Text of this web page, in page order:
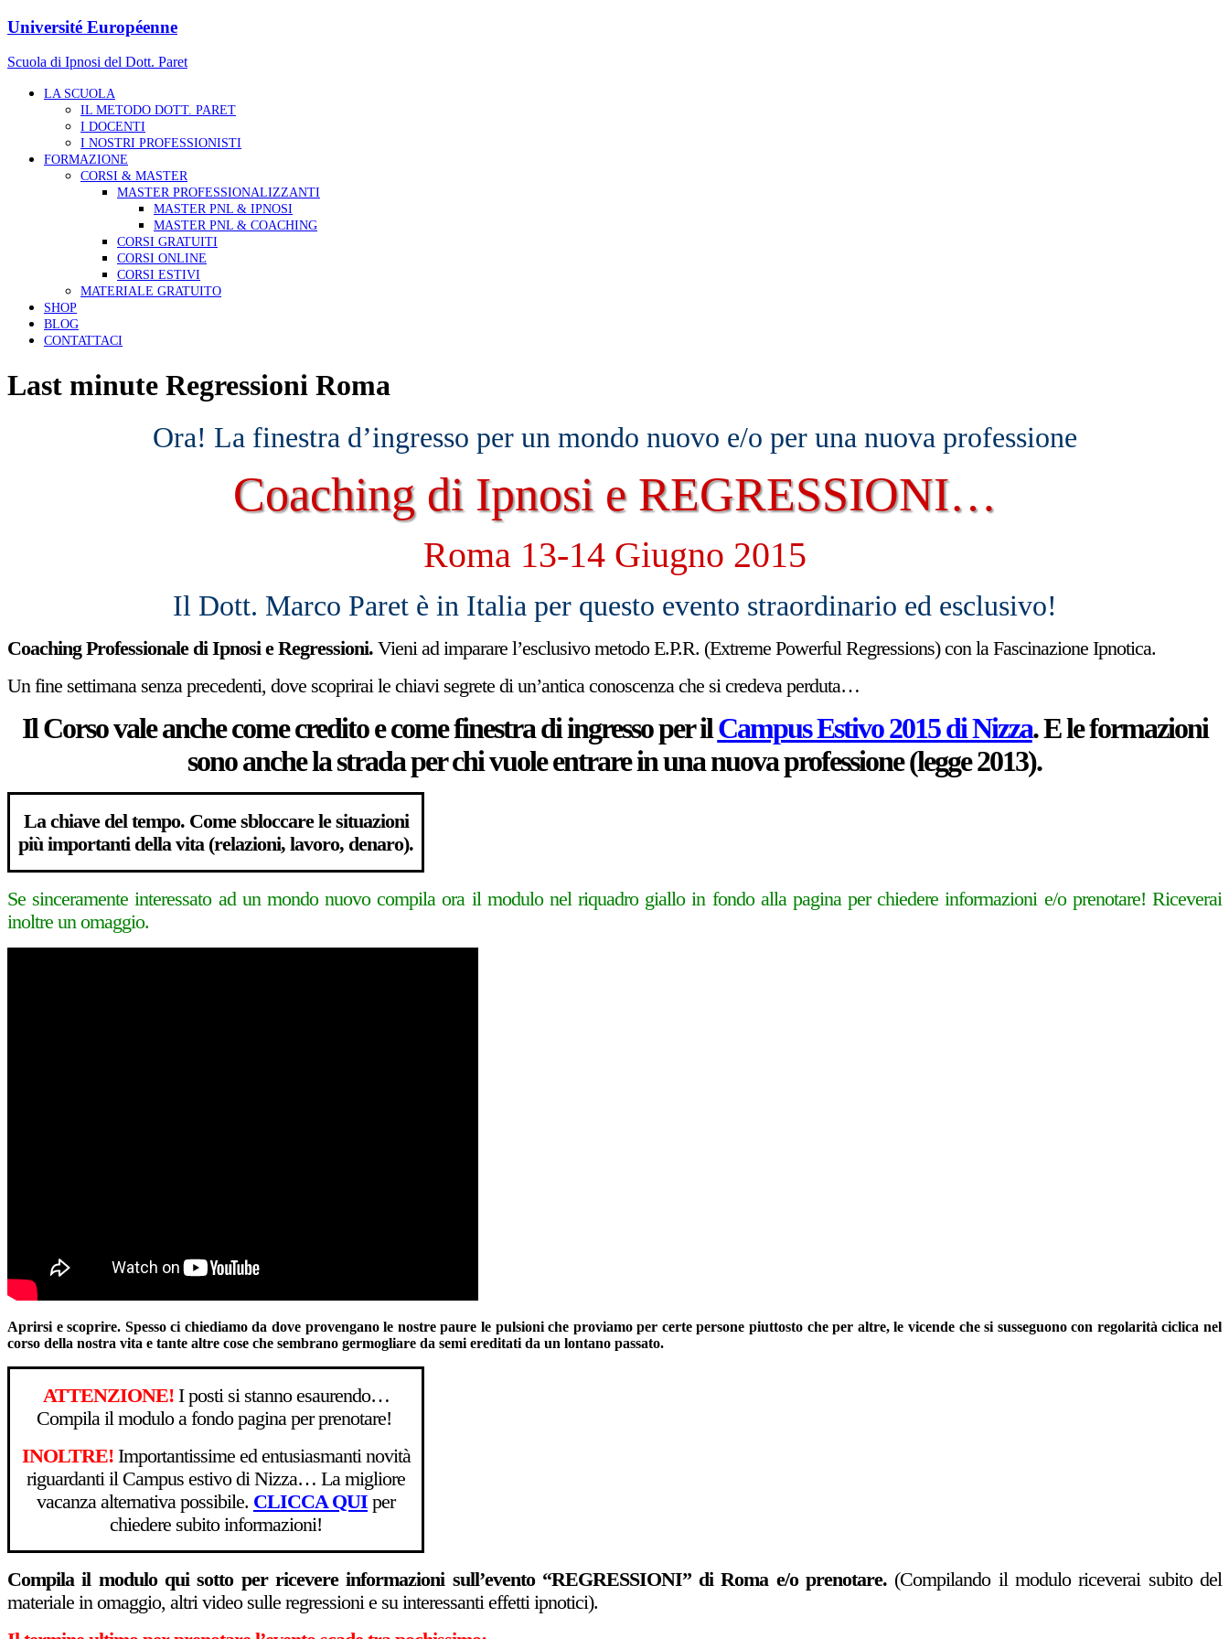
Université Européenne
Scuola di Ipnosi del Dott. Paret
LA SCUOLA
IL METODO DOTT. PARET
I DOCENTI
I NOSTRI PROFESSIONISTI
FORMAZIONE
CORSI & MASTER
MASTER PROFESSIONALIZZANTI
MASTER PNL & IPNOSI
MASTER PNL & COACHING
CORSI GRATUITI
CORSI ONLINE
CORSI ESTIVI
MATERIALE GRATUITO
SHOP
BLOG
CONTATTACI
Last minute Regressioni Roma
Ora! La finestra d’ingresso per un mondo nuovo e/o per una nuova professione
Coaching di Ipnosi e REGRESSIONI…
Roma 13-14 Giugno 2015
Il Dott. Marco Paret è in Italia per questo evento straordinario ed esclusivo!
Coaching Professionale di Ipnosi e Regressioni. Vieni ad imparare l’esclusivo metodo E.P.R. (Extreme Powerful Regressions) con la Fascinazione Ipnotica.
Un fine settimana senza precedenti, dove scoprirai le chiavi segrete di un’antica conoscenza che si credeva perduta…
Il Corso vale anche come credito e come finestra di ingresso per ilCampus Estivo 2015 di Nizza. E le formazioni
sono anche la strada per chi vuole entrare in una nuova professione (legge 2013).
La chiave del tempo. Come sbloccare le situazioni
più importanti della vita (relazioni, lavoro, denaro).
Se sinceramente interessato ad un mondo nuovo compila ora il modulo nel riquadro giallo in fondo alla pagina per chiedere informazioni e/o prenotare! Riceverai
inoltre un omaggio.
Aprirsi e scoprire. Spesso ci chiediamo da dove provengano le nostre paure le pulsioni che proviamo per certe persone piuttosto che per altre, le vicende che si susseguono con regolarità ciclica nel
corso della nostra vita e tante altre cose che sembrano germogliare da semi ereditati da un lontano passato.
ATTENZIONE! I posti si stanno esaurendo…
Compila il modulo a fondo pagina per prenotare!
INOLTRE!Importantissime ed entusiasmanti novità
riguardanti il Campus estivo di Nizza… La migliore
vacanza alternativa possibile. CLICCA QUI per
chiedere subito informazioni!
Compila il modulo qui sotto per ricevere informazioni sull’evento “REGRESSIONI” di Roma e/o prenotare. (Compilando il modulo riceverai subito del
materiale in omaggio, altri video sulle regressioni e su interessanti effetti ipnotici).